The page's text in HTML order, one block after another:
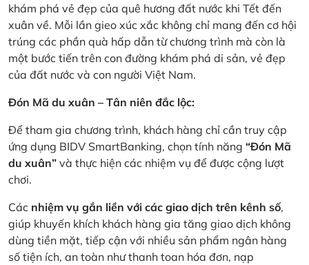
khám phá vẻ đẹp của quê hương đất nước khi Tết đến
xuân về. Mỗi lần gieo xúc xắc không chỉ mang đến cơ hội
trúng các phần quà hấp dẫn từ chương trình mà còn là
một bước tiến trên con đường khám phá di sản, vẻ đẹp
của đất nước và con người Việt Nam.
Đón Mã du xuân – Tân niên đắc lộc:
Để tham gia chương trình, khách hàng chỉ cần truy cập
ứng dụng BIDV SmartBanking, chọn tính năng “Đón Mã
du xuân” và thực hiện các nhiệm vụ để được cộng lượt
chơi.
Các nhiệm vụ gắn liền với các giao dịch trên kênh số,
giúp khuyến khích khách hàng gia tăng giao dịch không
dùng tiền mặt, tiếp cận với nhiều sản phẩm ngân hàng
số tiện ích, an toàn như thanh toan hóa đơn, nạp